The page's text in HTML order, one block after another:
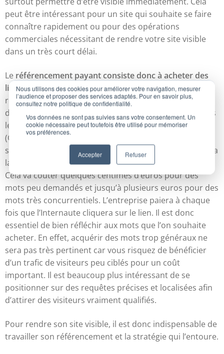
Nous utilisons des cookies pour améliorer votre navigation, mesurer
l’audience et proposer des services adaptés. Pour en savoir plus,
consultez notre politique de confidentialité.
Vos données ne sont pas suivies sans votre consentement. Un
cookie nécessaire peut toutefois être utilisé pour mémoriser
vos préférences.
Accepter Refuser
peut être intéressant pour un site qui souhaite se faire
connaître rapidement ou pour des opérations
commerciales nécessitant de rendre votre site visible
dans un très court délai.
Le référencement payant consiste donc à acheter des
liens plus visibleset apparaissant en haut des pages de
recherches dans les moteurs. Pour cela, il faut acheter
des mots-clés (ceux que les Internautes vont taper dans
les outils de recherche) sur les outils de recherche
(Google, Yahoo, MSN…). Cet achat est basé sur un
système d’enchères. L’entreprise, qui paiera le plus, sera
la plus visible sur ce mot-clé et donc en haut des pages.
Cela va coûter quelques centimes d’euros pour des
mots peu demandés et jusqu’à plusieurs euros pour des
mots très concurrentiels. L’entreprise paiera à chaque
fois que l’Internaute cliquera sur le lien. Il est donc
essentiel de bien réfléchir aux mots que l’on souhaite
acheter. En effet, acquérir des mots trop généraux ne
sera pas très pertinent car vous risquez de bénéficier
d’un trafic de visiteurs peu ciblés pour un coût
important. Il est beaucoup plus intéressant de se
positionner sur des requêtes précises et localisées afin
d’attirer des visiteurs vraiment qualifiés.
Pour rendre son site visible, il est donc indispensable de
travailler son référencement et la stratégie qui l’entoure.